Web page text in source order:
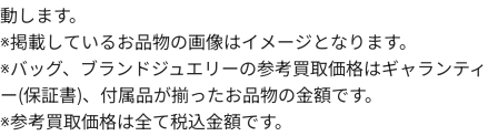
ティファニー リターントゥ ネックレス
参考買取価格
129,000円
ティファニー キ
トップ
参考買取価格
動します。
※掲載しているお品物の画像はイメージとなります。
※バッグ、ブランドジュエリーの参考買取価格はギャランティ
ー(保証書)、付属品が揃ったお品物の金額です。
※参考買取価格は全て税込金額です。